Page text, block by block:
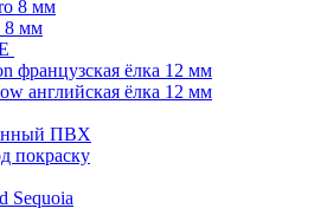
8 мм
8 мм
французская ёлка 12 мм
английская ёлка 12 мм
ПВХ
покраску
Sequoia